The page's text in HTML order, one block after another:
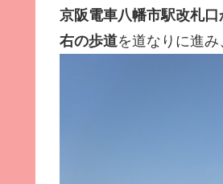
京阪電車八幡市駅改札口
右の歩道を道なりに進